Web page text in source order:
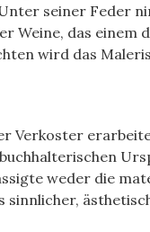
seiner Feder
das einem
wird das
Verkoster
weder die